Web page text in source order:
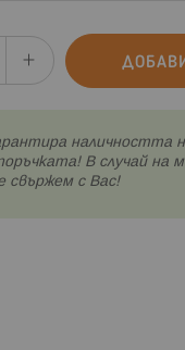
наличността
В случай на
свържем с Вас!